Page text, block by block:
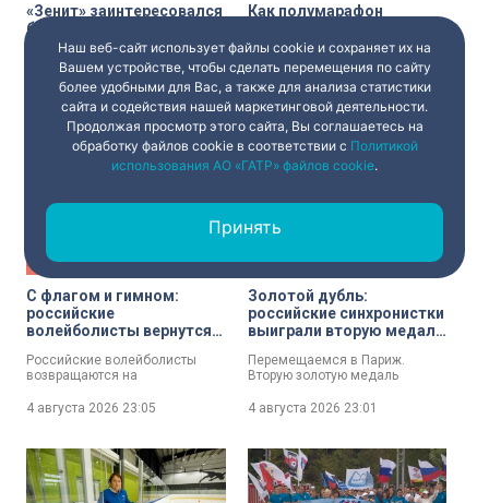
«Зенит» заинтересовался
бразильским
полузащитником
«Флуминенсе» Эркулесом
Петербургский футбольный
клуб «Зенит» проявляет
интерес к полузащитнику
бразильского «Флуминенсе»
Эркулесу.
5 августа 202610:58
Как полумарафон
повлияет на движение
транспорта в центре
Петербурга
9 августа в Петербурге пройдет
полумарафон «Северная
столица». ГАТИ выдала ордер
для обеспечения
мероприятия. Старт и финиш
забегов состоятся на
Дворцовой площади.
5 августа 202609:12
С флагом и гимном:
российские
волейболисты вернутся в
Российские волейболисты
возвращаются на
Мужская и женская сборные
примут участие в розыгрыше
причём с национальной
символикой!
4 августа 2026 23:05
Золотой дубль:
российские синхронистки
выиграли вторую медаль
Перемещаемся в Париж.
Вторую золотую медаль
синхронистки на чемпионате
Европы по водным видам
4 августа 2026 23:01
Наш веб-сайт использует файлы cookie и сохраняет их на
Вашем устройстве, чтобы сделать перемещения по сайту
более удобными для Вас, а также для анализа статистики
сайта и содействия нашей маркетинговой деятельности.
Продолжая просмотр этого сайта, Вы соглашаетесь на
обработку файлов cookie в соответствии с Политикой
использования АО «ГАТР» файлов cookie.
Принять